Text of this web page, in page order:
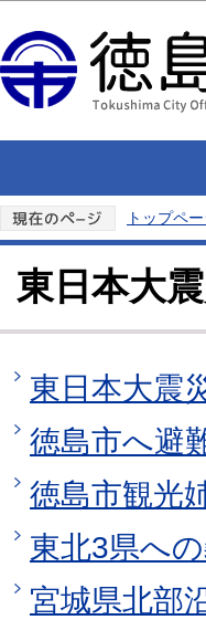
トップペ
東日本大
東日本大震
徳島市へ避
徳島市観光
東北3県へ
宮城県北部